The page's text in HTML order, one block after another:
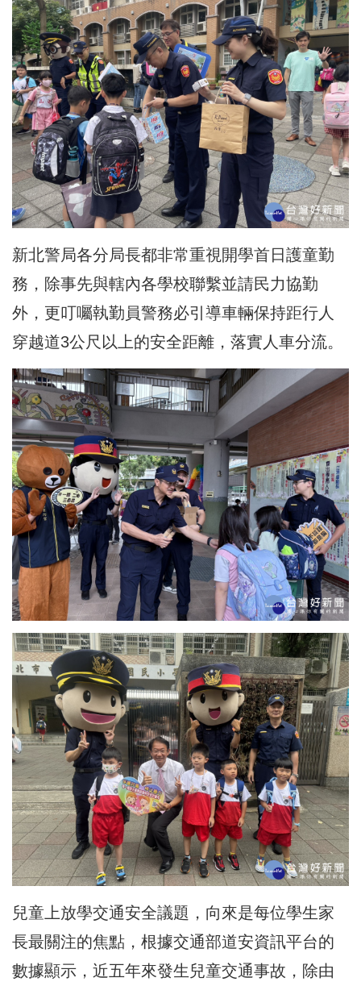
新北警局各分局長都非常重視開學首日護童勤
務，除事先與轄內各學校聯繫並請民力協勤
外，更叮囑執勤員警務必引導車輛保持距行人
穿越道3公尺以上的安全距離，落實人車分流。
兒童上放學交通安全議題，向來是每位學生家
長最關注的焦點，根據交通部道安資訊平台的
數據顯示，近五年來發生兒童交通事故，除由